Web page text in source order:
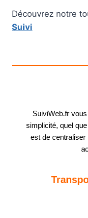
Découvrez notre
Suivi
SuiviWeb.fr
simplicité, quel
est de centraliser